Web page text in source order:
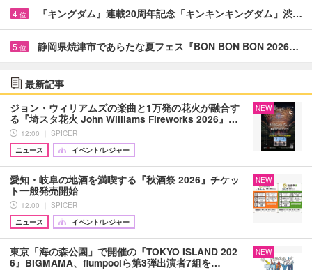
4 位 『キングダム』連載20周年記念「キンキンキングダム」渋…
5 位 静岡県焼津市であらたな夏フェス『BON BON BON 2026…
最新記事
ジョン・ウィリアムズの楽曲と1万発の花火が融合す
る『埼スタ花火 John Williams Fireworks 2026』…
12:00 ｜ SPICER
ニュース
イベント/レジャー
NEW
愛知・岐阜の地酒を満喫する『秋酒祭 2026』チケッ
ト一般発売開始
12:00 ｜ SPICER
ニュース
イベント/レジャー
NEW
東京「海の森公園」で開催の『TOKYO ISLAND 202
6』BIGMAMA、flumpoolら第3弾出演者7組を…
NEW